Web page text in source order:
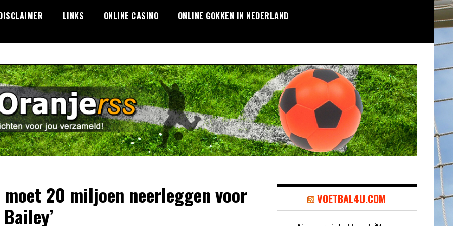
LINKS ONLINE CASINO
ONLINE GOKKEN IN NEDERLAND
moet 20 miljoen neerleggen voor
VOETBAL4U.COM